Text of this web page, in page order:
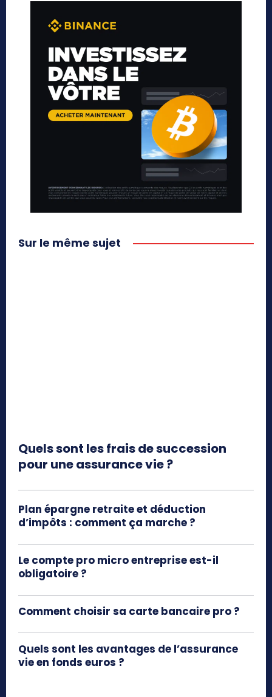
Sur le même sujet
Quels sont les frais de succession
pour une assurance vie ?
Plan épargne retraite et déduction
d’impôts : comment ça marche ?
Le compte pro micro entreprise est-il
obligatoire ?
Comment choisir sa carte bancaire pro ?
Quels sont les avantages de l’assurance
vie en fonds euros​ ?